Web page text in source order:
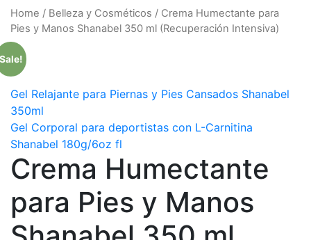
Home / Belleza y Cosméticos / Crema Humectante para
Pies y Manos Shanabel 350 ml (Recuperación Intensiva)
Gel Relajante para Piernas y Pies Cansados Shanabel
350ml
Gel Corporal para deportistas con L-Carnitina
Shanabel 180g/6oz fl
Crema Humectante
para Pies y Manos